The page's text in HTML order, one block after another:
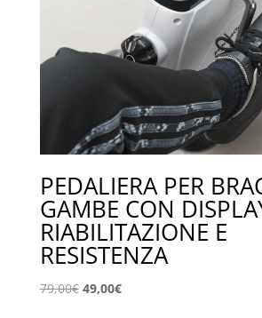
PEDALIERA PER
GAMBE CON
RIABILITAZIONE E
RESISTENZA
79,00€ Il
49,00€Il